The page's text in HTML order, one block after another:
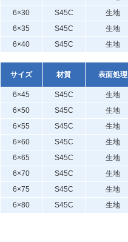
6×30
S45C 生地
6×35
S45C 生地
6×40
S45C 生地
サイズ 材質 表面処理
6×45 S45C 生地
6×50
S45C 生地
6×55
S45C 生地
6×60
S45C 生地
6×65
S45C 生地
6×70
S45C 生地
6×75
S45C 生地
6×80
S45C 生地